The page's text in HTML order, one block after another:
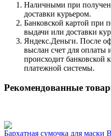
Наличными при
доставки курьером.
Банковской картой при
выдачи или доставки
Яндекс.Деньги. После
выслан счет для оплаты
происходит банковской
платежной системы.
Рекомендованные
Бархатная сумочка для